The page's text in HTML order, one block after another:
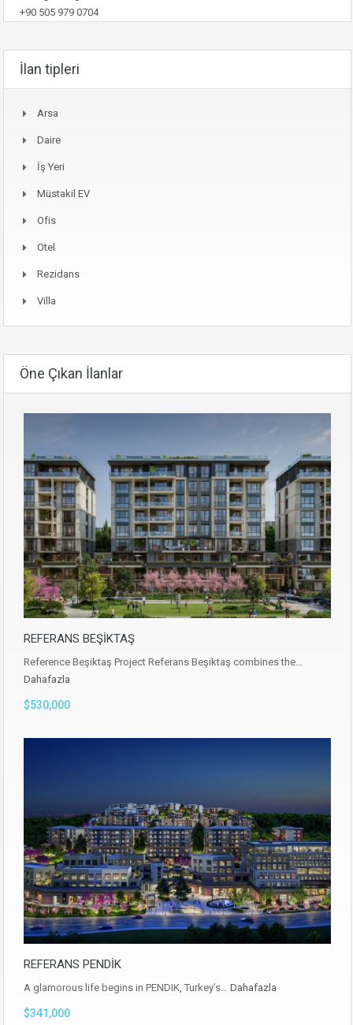
+90 505 979 0704
İlan tipleri
Arsa
Daire
İş Yeri
Müstakil EV
Ofis
Otel
Rezidans
Villa
Öne Çıkan İlanlar
REFERANS BEŞİKTAŞ
Reference Beşiktaş Project Referans Beşiktaş combines the…
Dahafazla
$530,000
REFERANS PENDİK
A glamorous life begins in PENDIK, Turkey’s… Dahafazla
$341,000